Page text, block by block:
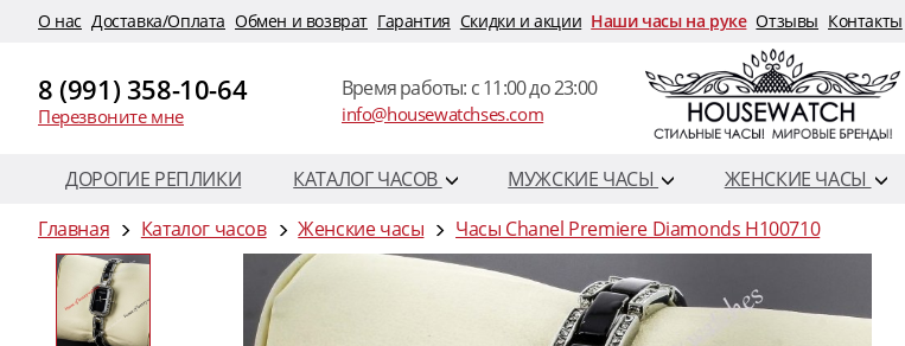
O нас Доставка/Оплата Обмен и возврат Гарантия Скидки и акции Наши часы на руке Отзывы Контакты
8 (991) 358-10-64
Перезвоните мне
Время работы: c 11:00 до 23:00
info@housewatchses.com
ДОРОГИЕ РЕПЛИКИ КАТАЛОГ ЧАСОВ МУЖСКИЕ ЧАСЫ ЖЕНСКИЕ ЧАСЫ
Главная
Каталог часов Женские часы Часы Chanel Premiere Diamonds H100710